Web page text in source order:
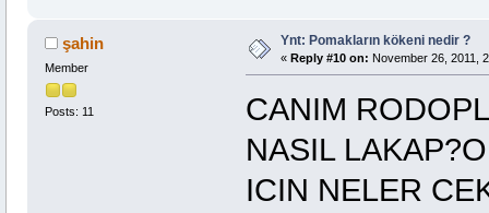
şahin
Member
Posts: 11
Ynt: Pomakların kökeni nedir ?
« Reply #10 on: November 26, 2011,
CANIM
NASIL
ICIN NELER